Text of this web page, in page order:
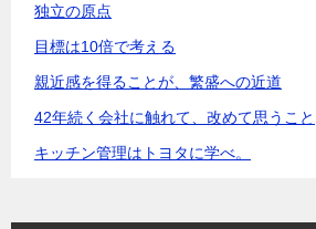
独立の原点
目標は10倍で考える
親近感を得ることが、繁盛への近道
42年続く会社に触れて、改めて思うこと
キッチン管理はトヨタに学べ。